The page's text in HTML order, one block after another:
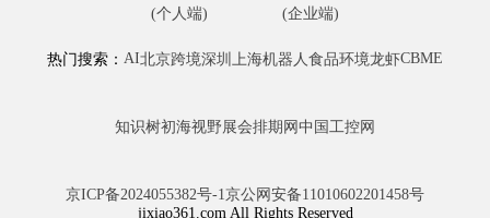
热门搜索： AI北京跨境深圳 上海机器人食品环境龙虾CBME
知识树初海视野展会排期网 中国工控网
京ICP备2024055382号-1京公网安备11010602201458号
jixiao361.com All Rights Reserved
(个人端)
(企业端)